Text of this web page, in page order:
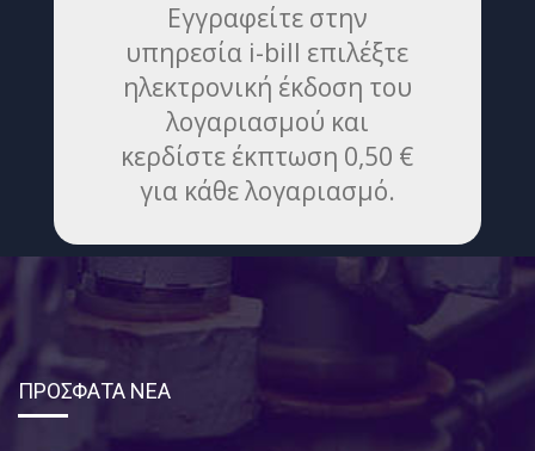
Εγγραφείτε στην
υπηρεσία i-bill επιλέξτε
ηλεκτρονική έκδοση του
λογαριασμού και
κερδίστε έκπτωση 0,50 €
για κάθε λογαριασμό.
ΠΡΟΣΦΑΤΑ ΝΕΑ